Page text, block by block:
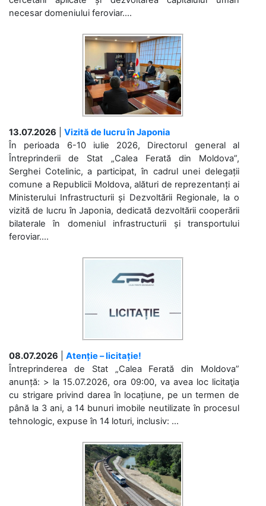
necesar domeniului feroviar....
13.07.2026
Vizită de lucru în Japonia
În perioada 6-10 iulie 2026, Directorul general al
Întreprinderii de Stat „Calea Ferată din Moldova”,
Serghei Cotelinic, a participat, în cadrul unei delegații
comune a Republicii Moldova, alături de reprezentanți ai
Ministerului Infrastructurii și Dezvoltării Regionale, la o
vizită de lucru în Japonia, dedicată dezvoltării cooperării
bilaterale în domeniul infrastructurii și transportului
feroviar....
08.07.2026
Atenție – licitație!
Întreprinderea de Stat „Calea Ferată din Moldova”
anunță: > la 15.07.2026, ora 09:00, va avea loc licitaţia
cu strigare privind darea în locațiune, pe un termen de
până la 3 ani, a 14 bunuri imobile neutilizate în procesul
tehnologic, expuse în 14 loturi, inclusiv: ...